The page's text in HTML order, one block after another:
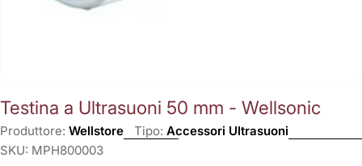
Testina a Ultrasuoni 50 mm - Wellsonic
Produttore: Wellstore Tipo: Accessori Ultrasuoni
SKU: MPH800003